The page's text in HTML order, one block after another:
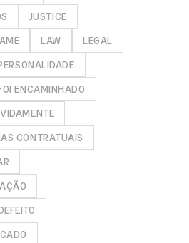
JUSTICE
LAW
LEGAL
ENCAMINHADO
CONTRATUAIS